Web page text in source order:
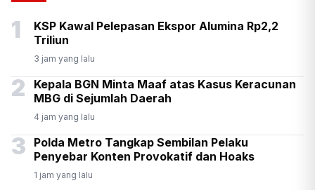
1
KSP Kawal Pelepasan Ekspor Alumina Rp2,2
Triliun
3 jam yang lalu
2
Kepala BGN Minta Maaf atas Kasus Keracunan
MBG di Sejumlah Daerah
4 jam yang lalu
3
Polda Metro Tangkap Sembilan Pelaku
Penyebar Konten Provokatif dan Hoaks
1 jam yang lalu